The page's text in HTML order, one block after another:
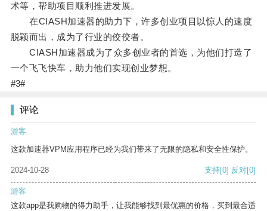
术等，帮助项目顺利推进发展。
在CIASH加速器的助力下，许多创业项目以惊人的速度
脱颖而出，成为了行业的佼佼者。
CIASH加速器成为了众多创业者的首选，为他们打造了
一个飞飞快车，助力他们实现创业梦想。
#3#
评论
游客
这款加速器VPM应用程序已经为我们带来了无限的隐私和安全性保护。
2024-10-28 支持[0] 反对[0]
游客
这款app是我购物的得力助手，让我能够找到最优惠的价格，买到最合适